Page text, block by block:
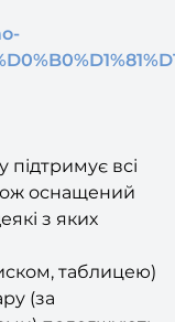
всі
оснащений
з яких
таблицею)